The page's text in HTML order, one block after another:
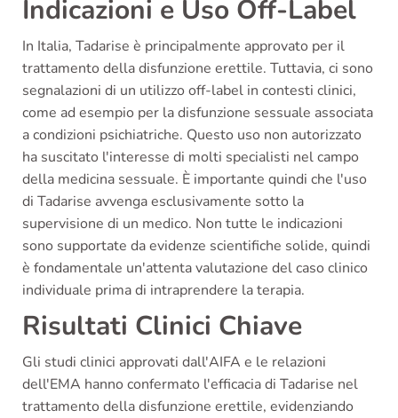
Indicazioni e Uso Off-Label
In Italia, Tadarise è principalmente approvato per il
trattamento della disfunzione erettile. Tuttavia, ci sono
segnalazioni di un utilizzo off-label in contesti clinici,
come ad esempio per la disfunzione sessuale associata
a condizioni psichiatriche. Questo uso non autorizzato
ha suscitato l'interesse di molti specialisti nel campo
della medicina sessuale. È importante quindi che l'uso
di Tadarise avvenga esclusivamente sotto la
supervisione di un medico. Non tutte le indicazioni
sono supportate da evidenze scientifiche solide, quindi
è fondamentale un'attenta valutazione del caso clinico
individuale prima di intraprendere la terapia.
Risultati Clinici Chiave
Gli studi clinici approvati dall'AIFA e le relazioni
dell'EMA hanno confermato l'efficacia di Tadarise nel
trattamento della disfunzione erettile, evidenziando